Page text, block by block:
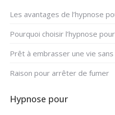
Les avantages de l’hypnose
Pourquoi choisir l’hypnose
Prêt à embrasser une vie sans
Raison pour arrêter de fumer
Hypnose pour